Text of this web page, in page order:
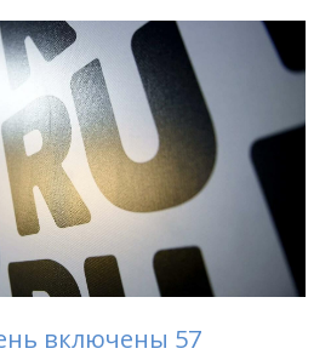
включены 57